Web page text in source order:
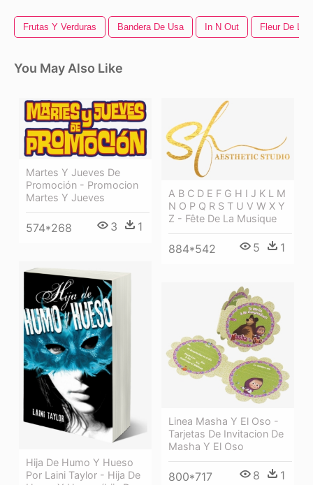
Frutas Y Verduras Bandera De Usa In N Out Fleur De Lis
You May Also Like
Martes Y Jueves De
Promoción - Promocion
Martes Y Jueves
574*268 3 1
A B C D E F G H I J K L M
N O P Q R S T U V W X Y
Z - Fête De La Musique
884*542 5 1
Hija De Humo Y Hueso
Por Laini Taylor - Hija De
Linea Masha Y El Oso -
Tarjetas De Invitacion De
Masha Y El Oso
800*717 8 1